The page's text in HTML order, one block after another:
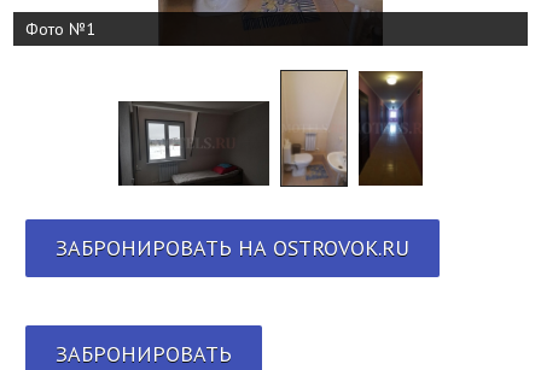
Фото №1
ЗАБРОНИРОВАТЬ НА OSTROVOK.RU
ЗАБРОНИРОВАТЬ